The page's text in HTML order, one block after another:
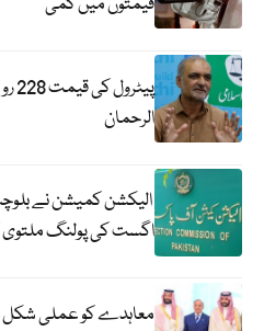
الرحمان
اگست کی پولنگ
معاہدے کو عملی شکل